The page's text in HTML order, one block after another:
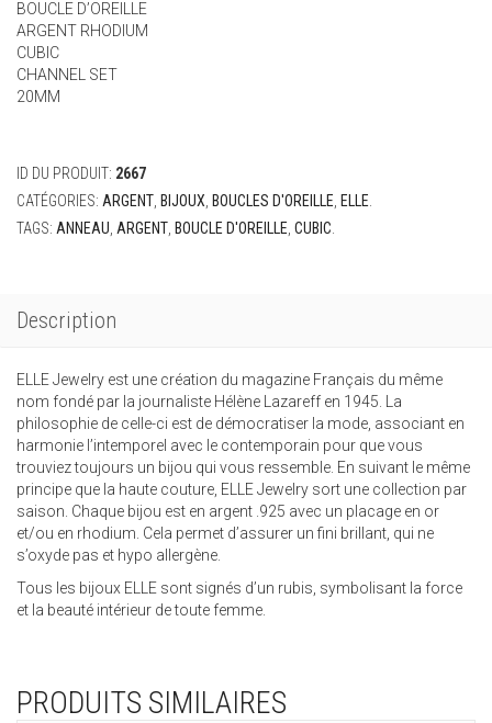
BOUCLE D’OREILLE
ARGENT RHODIUM
CUBIC
CHANNEL SET
20MM
ID DU PRODUIT: 2667
CATÉGORIES: ARGENT BIJOUX BOUCLES D'OREILLE ELLE
TAGS: ANNEAU ARGENT BOUCLE D'OREILLE CUBIC
Description
ELLE Jewelry est une création du magazine Français du même
nom fondé par la journaliste Hélène Lazareff en 1945. La
philosophie de celle-ci est de démocratiser la mode, associant en
harmonie l’intemporel avec le contemporain pour que vous
trouviez toujours un bijou qui vous ressemble. En suivant le même
principe que la haute couture, ELLE Jewelry sort une collection par
saison. Chaque bijou est en argent .925 avec un placage en or
et/ou en rhodium. Cela permet d’assurer un fini brillant, qui ne
s’oxyde pas et hypo allergène.
Tous les bijoux ELLE sont signés d’un rubis, symbolisant la force
et la beauté intérieur de toute femme.
PRODUITS SIMILAIRES